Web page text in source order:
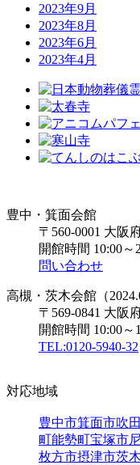
2023年9月
2023年8月
2023年6月
2023年4月
豊中・箕面会館
〒560-0001 大阪
開館時間 10:00～
問い合わせ
高槻・茨木会館（
〒569-0841 大阪
開館時間 10:00
TEL:0120-5940-32
対応地域
豊中市箕面市吹
町能勢町宝塚市
枚方市摂津市茨